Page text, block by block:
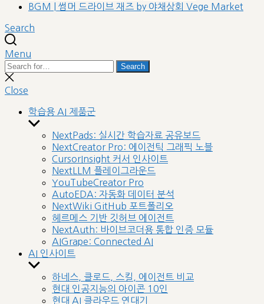
BGM | 썸머 드라이브 재즈 by 야채상회 Vege Market
Search
Menu
Search
for:
Search
Close
search
Close
학습용 AI 제품군
Show
sub
menu
NextPads: 실시간 학습자료 공유보드
NextCreator Pro: 에이전틱 그래픽 노블
CursorInsight 커서 인사이트
NextLLM 플레이그라운드
YouTubeCreator Pro
AutoEDA: 자동화 데이터 분석
NextWiki GitHub 포트폴리오
헤르메스 기반 깃허브 에이전트
NextAuth: 바이브코더용 통합 인증 모듈
AIGrape: Connected AI
AI 인사이트
Show
sub
menu
하네스, 클로드, 스킬, 에이전트 비교
현대 인공지능의 아이콘 10인
현대 AI 클라우드 연대기